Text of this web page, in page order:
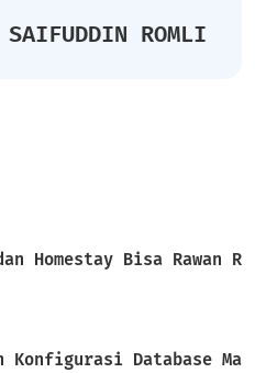
Homestay Bisa Rawan
Konfigurasi Database